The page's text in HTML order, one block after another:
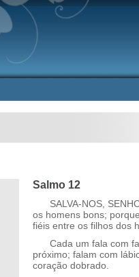
Salmo 12
SALVA-NOS,
os homens bons;
fiéis entre os filhos dos
Cada um fala com
próximo; falam com
coração dobrado.